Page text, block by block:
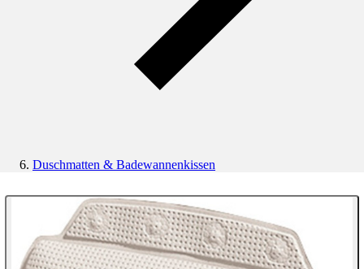
Duschmatten & Badewannenkissen